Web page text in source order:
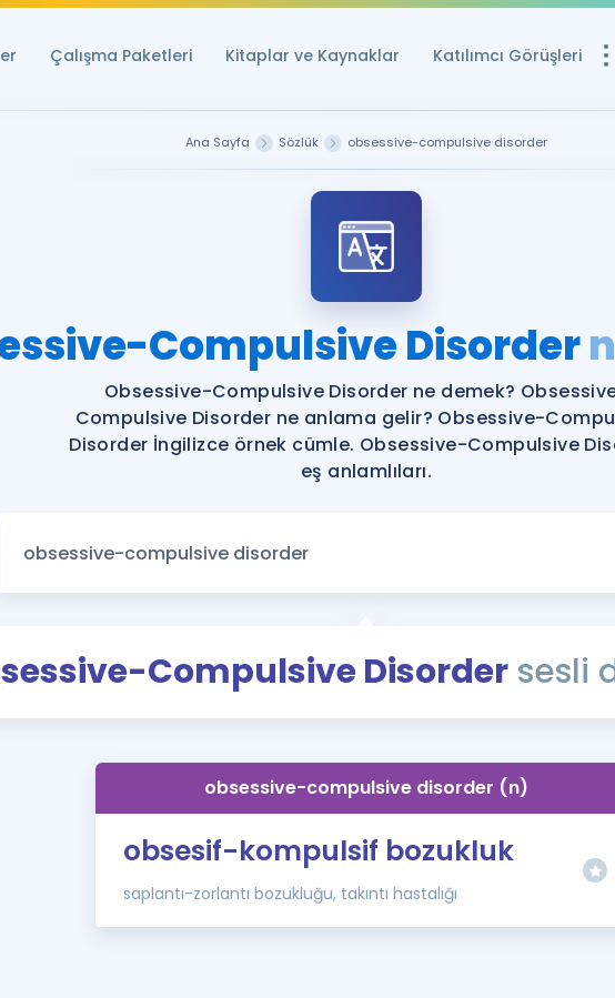
Çalışma Paketleri Kitaplar ve Kaynaklar Katılımcı Görüşleri
Ücretsiz
YDS ve YÖKDİL
YDS ve YÖKDİL
YDS ve YÖKDİL'e
ÖSYM Sınav
Eğitim ve
Blog
İngilizce
İngilizce Gramer
Ana Sayfa Sözlük obsessive-compulsive disorder
Compulsive Disorder
Obsessive-Compulsive Disorder ne demek?
Compulsive Disorder ne anlama gelir? Obsessive-
Disorder İngilizce örnek cümle. Obsessive-Compulsive
eş anlamlıları.
Compulsive Disordersesli
obsessive-compulsive disorder (n)
obsesif-kompulsif bozukluk
saplantı-zorlantı bozukluğu, takıntı hastalığı